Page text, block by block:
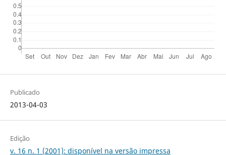
Publicado
2013-04-03
Edição
v. 16 n. 1 (2001): disponível na versão impressa